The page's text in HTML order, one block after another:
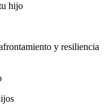
hijo
y resiliencia